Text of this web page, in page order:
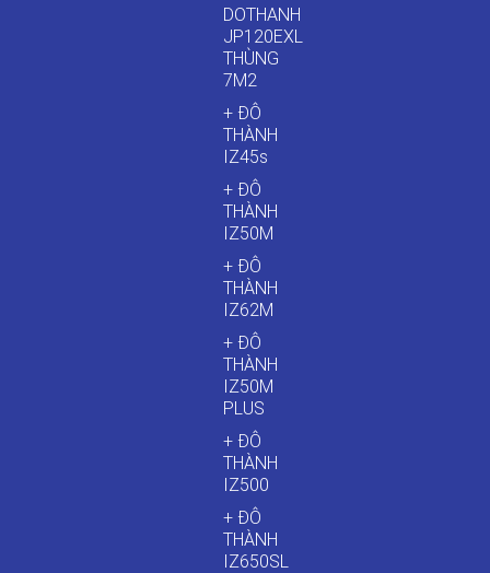
DOTHANH
JP120EXL
THÙNG
7M2
+ ĐÔ
THÀNH
IZ45s
+ ĐÔ
THÀNH
IZ50M
+ ĐÔ
THÀNH
IZ62M
+ ĐÔ
THÀNH
IZ50M
PLUS
+ ĐÔ
THÀNH
IZ500
+ ĐÔ
THÀNH
IZ650SL